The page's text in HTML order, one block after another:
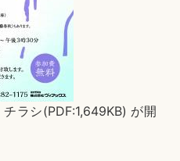
ラシ(PDF:1,649KB) が開